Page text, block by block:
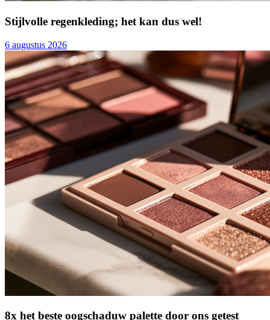
Stijlvolle regenkleding; het kan dus wel!
6 augustus 2026
8x het beste oogschaduw palette door ons getest